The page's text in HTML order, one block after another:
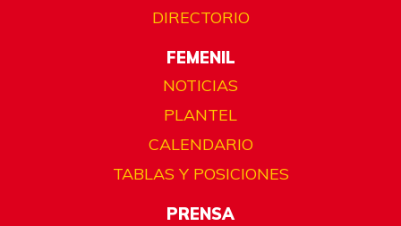
DIRECTORIO
FEMENIL
NOTICIAS
PLANTEL
CALENDARIO
TABLAS Y POSICIONES
PRENSA